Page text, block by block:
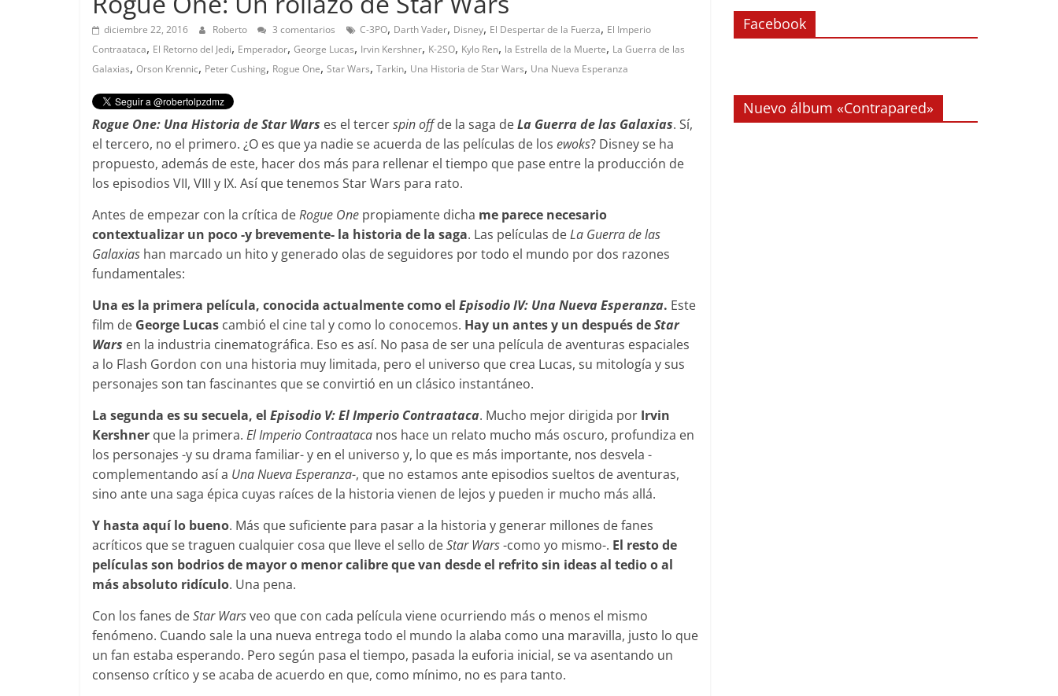
diciembre 22, 2016 Roberto 3 comentarios C-3PO, Darth Vader, Disney, El Despertar de la Fuerza, El Imperio
Contraataca, El Retorno del Jedi, Emperador, George Lucas, Irvin Kershner, K-2SO, Kylo Ren, la Estrella de la Muerte, La Guerra de las
Galaxias, Orson Krennic, Peter Cushing, Rogue One, Star Wars, Tarkin, Una Historia de Star Wars, Una Nueva Esperanza
Rogue One: Una Historia de Star Wars es el tercerspin offde la saga deLa Guerra de las Galaxias. Sí,
el tercero, no el primero. ¿O es que ya nadie se acuerda de las películas de los ewoks? Disney se ha
propuesto, además de este, hacer dos más para rellenar el tiempo que pase entre la producción de
los episodios VII, VIII y IX. Así que tenemos Star Wars para rato.
Antes de empezar con la crítica deRogue One propiamente dicha me parece necesario
contextualizar un poco -y brevemente- la historia de la saga. Las películas deLa Guerra de las
Galaxias han marcado un hito y generado olas de seguidores por todo el mundo por dos razones
fundamentales:
Una es la primera película, conocida actualmente como el Episodio IV: Una Nueva Esperanza. Este
film de George Lucas cambió el cine tal y como lo conocemos. Hay un antes y un después deStar
Wars en la industria cinematográfica. Eso es así. No pasa de ser una película de aventuras espaciales
a lo Flash Gordon con una historia muy limitada, pero el universo que crea Lucas, su mitología y sus
personajes son tan fascinantes que se convirtió en un clásico instantáneo.
La segunda es su secuela, el Episodio V: El Imperio Contraataca. Mucho mejor dirigida por Irvin
Kershner que la primera. El Imperio Contraataca nos hace un relato mucho más oscuro, profundiza en
los personajes -y su drama familiar- y en el universo y, lo que es más importante, nos desvela -
complementando así a Una Nueva Esperanza-, que no estamos ante episodios sueltos de aventuras,
sino ante una saga épica cuyas raíces de la historia vienen de lejos y pueden ir mucho más allá.
Y hasta aquí lo bueno. Más que suficiente para pasar a la historia y generar millones de fanes
acríticos que se traguen cualquier cosa que lleve el sello deStar Wars-como yo mismo-. El resto de
películas son bodrios de mayor o menor calibre que van desde el refrito sin ideas al tedio o al
más absoluto ridículo. Una pena.
Con los fanes deStar Warsveo que con cada película viene ocurriendo más o menos el mismo
fenómeno. Cuando sale la una nueva entrega todo el mundo la alaba como una maravilla, justo lo que
un fan estaba esperando. Pero según pasa el tiempo, pasada la euforia inicial, se va asentando un
consenso crítico y se acaba de acuerdo en que, como mínimo, no es para tanto.
Facebook
Nuevo álbum «Contrapared»